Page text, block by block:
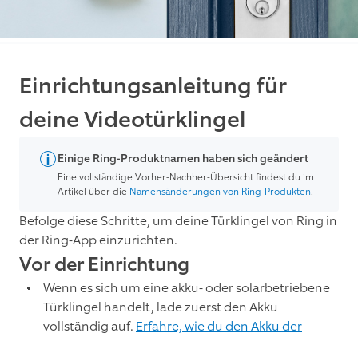
Einrichtungsanleitung für
deine Videotürklingel
Einige Ring-Produktnamen haben sich geändert
Eine vollständige Vorher-Nachher-Übersicht findest du im
Artikel über die Namensänderungen von Ring-Produkten.
Befolge diese Schritte, um deine Türklingel von Ring in
der Ring-App einzurichten.
Vor der Einrichtung
Wenn es sich um eine akku- oder solarbetriebene
Türklingel handelt, lade zuerst den Akku
vollständig auf. Erfahre, wie du den Akku der